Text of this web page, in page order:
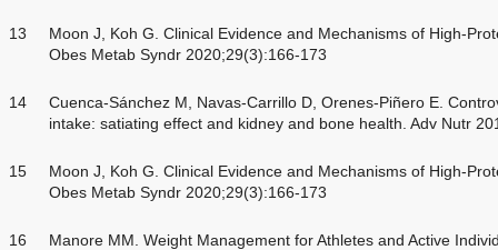
13
Moon J, Koh G. Clinical Evidence and Mechanisms of High-
Obes Metab Syndr 2020;29(3):166-173
14
Cuenca-Sánchez M, Navas-Carrillo D, Orenes-Piñero E.
intake: satiating effect and kidney and bone health. Adv Nutr
15
Moon J, Koh G. Clinical Evidence and Mechanisms of High-
Obes Metab Syndr 2020;29(3):166-173
16
Manore MM. Weight Management for Athletes and Active